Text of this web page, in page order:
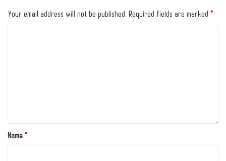
Your email address will not be published. Required fields are marked *
Name *